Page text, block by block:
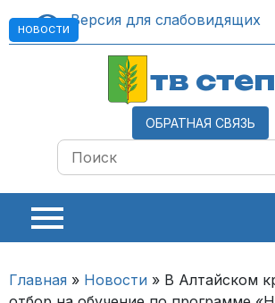
Версия для слабовидящих
тв
ОБРАТНАЯ СВЯЗЬ
Главная » Новости » В Алтайском
НОВОСТИ